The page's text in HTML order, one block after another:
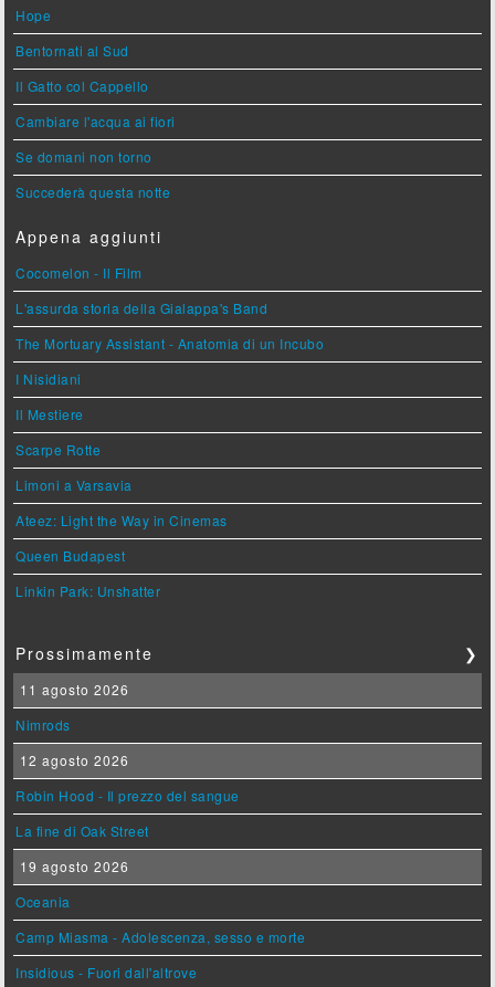
Hope
Bentornati al Sud
Il Gatto col Cappello
Cambiare l'acqua ai fiori
Se domani non torno
Succederà questa notte
Appena aggiunti
Cocomelon - Il Film
L'assurda storia della Gialappa's Band
The Mortuary Assistant - Anatomia di un Incubo
I Nisidiani
Il Mestiere
Scarpe Rotte
Limoni a Varsavia
Ateez: Light the Way in Cinemas
Queen Budapest
Linkin Park: Unshatter
Prossimamente ❯
11 agosto 2026
Nimrods
12 agosto 2026
Robin Hood - Il prezzo del sangue
La fine di Oak Street
19 agosto 2026
Oceania
Camp Miasma - Adolescenza, sesso e morte
Insidious - Fuori dall'altrove